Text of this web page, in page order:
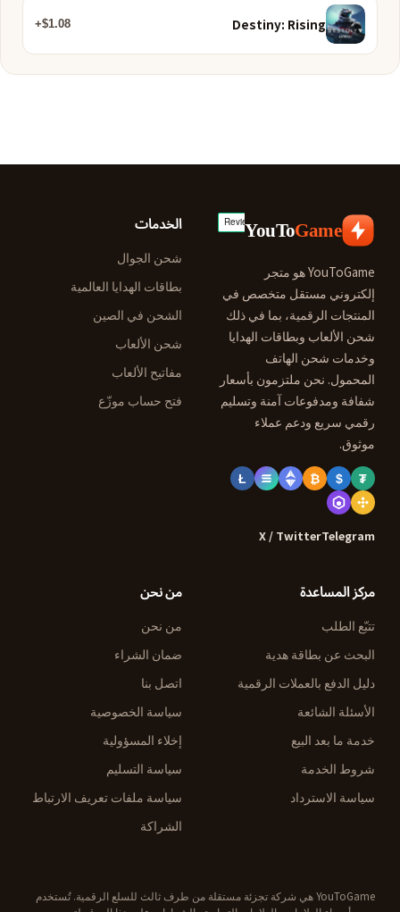
Destiny: Rising
$1.08+
YouToGame
YouToGame هو متجر
إلكتروني مستقل متخصص في
المنتجات الرقمية، بما في ذلك
شحن الألعاب وبطاقات الهدايا
وخدمات شحن الهاتف
المحمول. نحن ملتزمون بأسعار
شفافة ومدفوعات آمنة وتسليم
رقمي سريع ودعم عملاء
موثوق.
₮
$
₿
Ł
Telegram
X / Twitter
الخدمات
شحن الجوال
بطاقات الهدايا العالمية
الشحن في الصين
شحن الألعاب
مفاتيح الألعاب
فتح حساب موزّع
مركز المساعدة
تتبّع الطلب
البحث عن بطاقة هدية
دليل الدفع بالعملات الرقمية
الأسئلة الشائعة
خدمة ما بعد البيع
شروط الخدمة
سياسة الاسترداد
من نحن
من نحن
ضمان الشراء
اتصل بنا
سياسة الخصوصية
إخلاء المسؤولية
سياسة التسليم
سياسة ملفات تعريف الارتباط
الشراكة
YouToGame هي شركة تجزئة مستقلة من طرف ثالث للسلع الرقمية. تُستخدم